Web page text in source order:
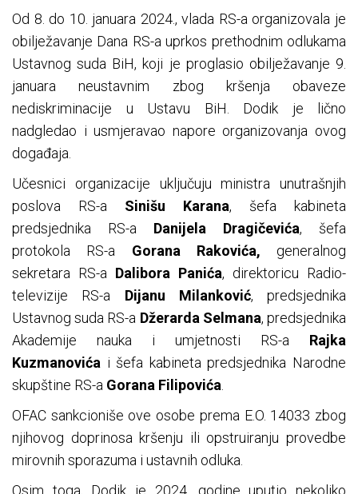
Od 8. do 10. januara 2024., vlada RS-a organizovala je
obilježavanje Dana RS-a uprkos prethodnim odlukama
Ustavnog suda BiH, koji je proglasio obilježavanje 9.
januara neustavnim zbog kršenja obaveze
nediskriminacije u Ustavu BiH. Dodik je lično
nadgledao i usmjeravao napore organizovanja ovog
događaja.
Učesnici organizacije uključuju ministra unutrašnjih
poslova RS-a Sinišu Karana, šefa kabineta
predsjednika RS-a Danijela Dragičevića, šefa
protokola RS-a Gorana Rakovića, generalnog
sekretara RS-a Dalibora Panića, direktoricu Radio-
televizije RS-a Dijanu Milanković, predsjednika
Ustavnog suda RS-a Džerarda Selmana, predsjednika
Akademije nauka i umjetnosti RS-a Rajka
Kuzmanovića i šefa kabineta predsjednika Narodne
skupštine RS-a Gorana Filipovića.
OFAC sankcioniše ove osobe prema E.O. 14033 zbog
njihovog doprinosa kršenju ili opstruiranju provedbe
mirovnih sporazuma i ustavnih odluka.
Osim toga, Dodik je 2024. godine uputio nekoliko